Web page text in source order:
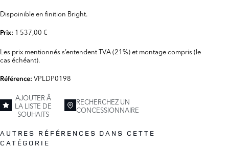
Dispoinible en finition Bright.
Prix: 1 537,00 €
Les prix mentionnés s’entendent TVA (21%) et montage compris (le
cas échéant).
Référence: VPLDP0198
AJOUTER Â
LA LISTE DE
SOUHAITS
RECHERCHEZ UN
CONCESSIONNAIRE
AUTRES RÉFÉRENCES DANS CETTE
CATÉGORIE